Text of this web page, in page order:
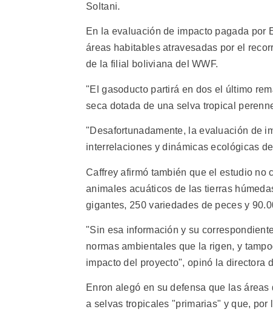
Soltani.
En la evaluación de impacto pagada por
áreas habitables atravesadas por el
de la filial boliviana del WWF.
"El gasoducto partirá en dos el último
seca dotada de una selva tropical
"Desafortunadamente, la evaluación de
interrelaciones y dinámicas ecológicas
Caffrey afirmó también que el estudio no
animales acuáticos de las tierras
gigantes, 250 variedades de peces y
"Sin esa información y su
normas ambientales que la rigen, y
impacto del proyecto", opinó la directora
Enron alegó en su defensa que las
a selvas tropicales "primarias" y que,